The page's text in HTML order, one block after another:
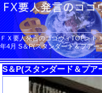
ＦＸ要人発言のゴゴヴィTOP>Ｆ
年4月 S＆P(スタンダード＆プア
S＆P(スタンダード＆プア